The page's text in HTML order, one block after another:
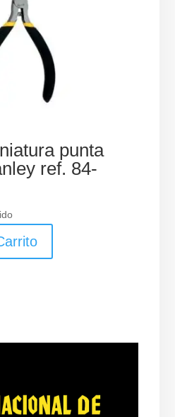
punta
ref. 84-